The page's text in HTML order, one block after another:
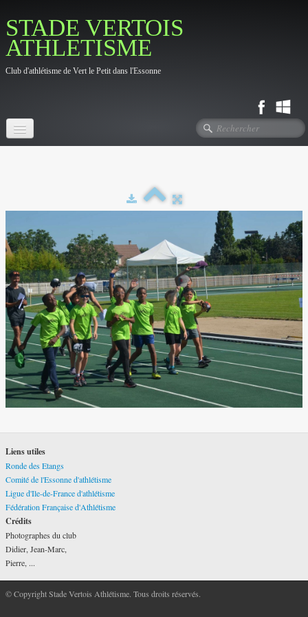
STADE VERTOIS
ATHLETISME
Club d'athlétisme de Vert le Petit dans l'Essonne
Photos▼
Contact
Liens utiles
Ronde des Etangs
Comité de l'Essonne d'athlétisme
Ligue d'Ile-de-France d'athlétisme
Fédération Française d'Athlétisme
Crédits
Photographes du club
Didier, Jean-Marc,
Pierre, ...
© Copyright Stade Vertois Athlétisme. Tous droits réservés.